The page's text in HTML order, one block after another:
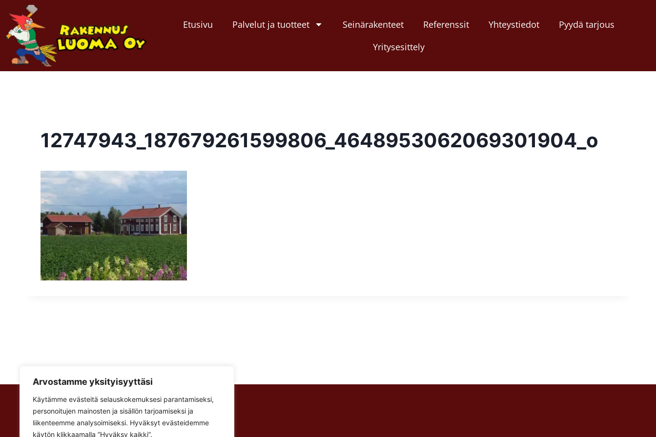
Arvostamme yksityisyyttäsi
Käytämme evästeitä selauskokemuksesi parantamiseksi,
personoitujen mainosten ja sisällön tarjoamiseksi ja
liikenteemme analysoimiseksi. Hyväksyt evästeidemme
käytön klikkaamalla ”Hyväksy kaikki”.
Etusivu Palvelut ja tuotteet Seinärakenteet Referenssit Yhteystiedot
Pyydä tarjous
Yritysesittely
12747943_187679261599806_4648953062069301904_o
Rakennus Luoma Oy
Korventie 64
Paalijärvi